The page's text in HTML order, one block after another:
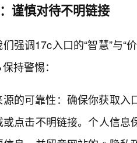
谨慎对待不明链接
们强调17c入口的“智慧”与“
持警惕：
源的可靠性：确保你获取入
或点击不明链接。个人信